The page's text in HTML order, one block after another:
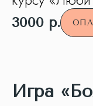
3000 р.
Игра